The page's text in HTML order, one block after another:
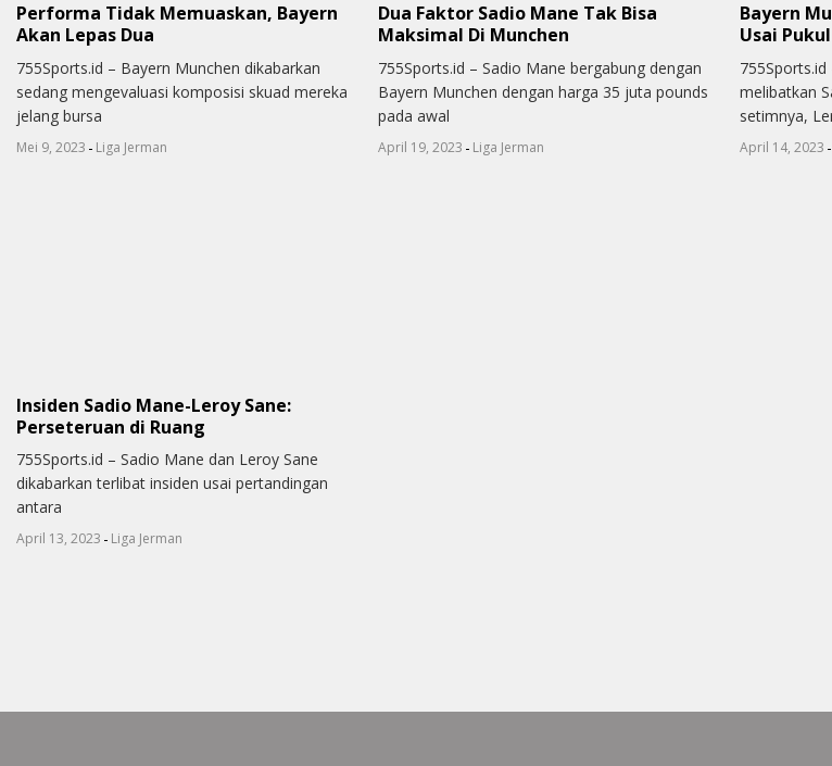
Performa Tidak Memuaskan, Bayern
Akan Lepas Dua
755Sports.id – Bayern Munchen dikabarkan
sedang mengevaluasi komposisi skuad mereka
jelang bursa
Mei 9, 2023 - Liga Jerman
Dua Faktor Sadio Mane Tak Bisa
Maksimal Di Munchen
755Sports.id – Sadio Mane bergabung dengan
Bayern Munchen dengan harga 35 juta pounds
pada awal
April 19, 2023 - Liga Jerman
Bayern
Usai
melibatkan
setimnya,
April 14, 2023 -
Insiden Sadio Mane-Leroy Sane:
Perseteruan di Ruang
755Sports.id – Sadio Mane dan Leroy Sane
dikabarkan terlibat insiden usai pertandingan
antara
April 13, 2023 - Liga Jerman